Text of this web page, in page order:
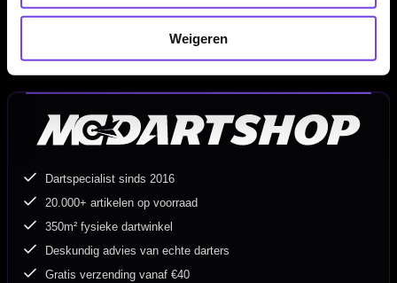
Weigeren
Inhoud:Set van 3 stuks
Dartspecialist sinds 2016
20.000+ artikelen op voorraad
350m² fysieke dartwinkel
Deskundig advies van echte darters
Gratis verzending vanaf €40